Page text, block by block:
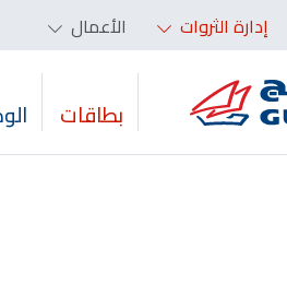
إدارة الثروات الأعمال
بطاقات